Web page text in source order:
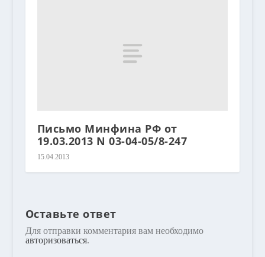
Письмо Минфина РФ от
19.03.2013 N 03-04-05/8-247
15.04.2013
Оставьте ответ
Для отправки комментария вам необходимо
авторизоваться.